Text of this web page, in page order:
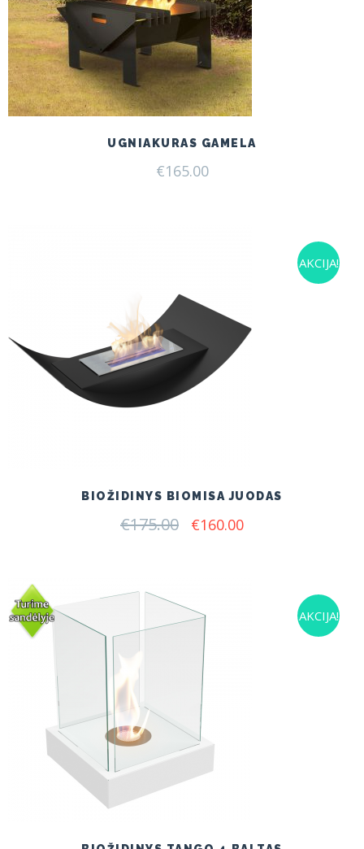
UGNIAKURAS GAMELA
€165.00
AKCIJA!
BIOŽIDINYS BIOMISA JUODAS
€175.00 Original
€160.00Current
AKCIJA!